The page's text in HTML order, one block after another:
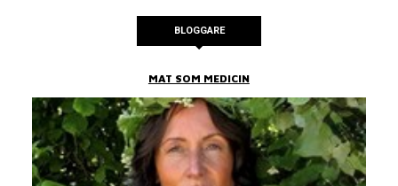
BLOGGARE
MAT SOM MEDICIN